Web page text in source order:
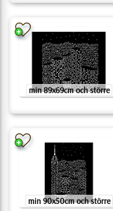
min 89x69cm och större
min 90x50cm och större